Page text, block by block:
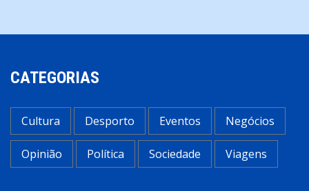
CATEGORIAS
Cultura Desporto Eventos Negócios
Opinião Política Sociedade Viagens